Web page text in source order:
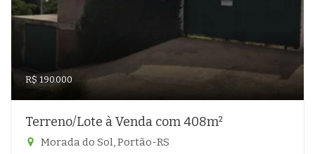
R$ 190.000
Terreno/Lote à Venda com 408m²
Morada do Sol, Portão-RS